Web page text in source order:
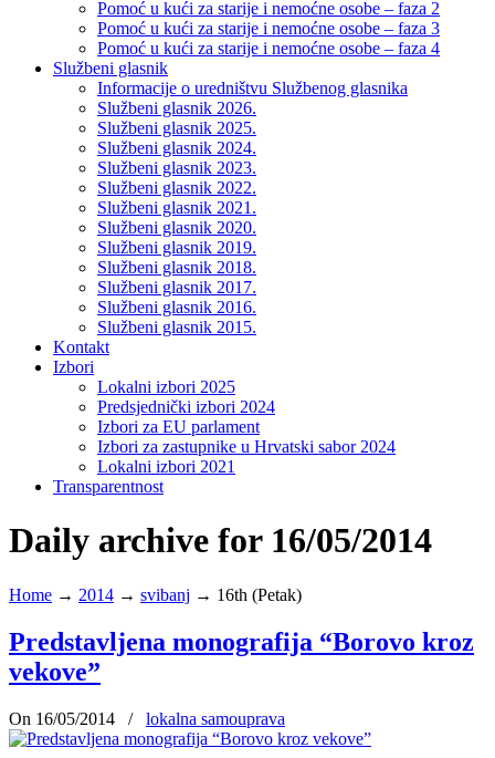
Pomoć u kući za starije i nemoćne osobe – faza 2
Pomoć u kući za starije i nemoćne osobe – faza 3
Pomoć u kući za starije i nemoćne osobe – faza 4
Službeni glasnik
Informacije o uredništvu Službenog glasnika
Službeni glasnik 2026.
Službeni glasnik 2025.
Službeni glasnik 2024.
Službeni glasnik 2023.
Službeni glasnik 2022.
Službeni glasnik 2021.
Službeni glasnik 2020.
Službeni glasnik 2019.
Službeni glasnik 2018.
Službeni glasnik 2017.
Službeni glasnik 2016.
Službeni glasnik 2015.
Kontakt
Izbori
Lokalni izbori 2025
Predsjednički izbori 2024
Izbori za EU parlament
Izbori za zastupnike u Hrvatski sabor 2024
Lokalni izbori 2021
Transparentnost
Daily archive for 16/05/2014
Home → 2014 → svibanj → 16th (Petak)
Predstavljena monografija “Borovo kroz
vekove”
On 16/05/2014 / lokalna samouprava